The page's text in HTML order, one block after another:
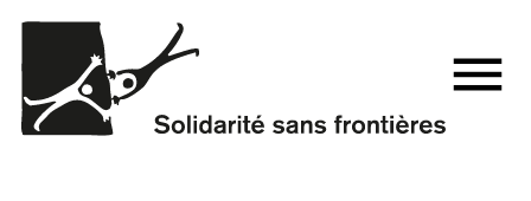
Aller
contenu
principal
menu